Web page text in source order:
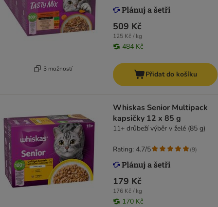
3 možností
509 Kč
125 Kč / kg
484 Kč
Přidat do košíku
Whiskas Senior Multipack
kapsičky 12 x 85 g
11+ drůbeží výběr v želé (85 g)
179 Kč
176 Kč / kg
170 Kč
Rating: 4.7/5 (9)